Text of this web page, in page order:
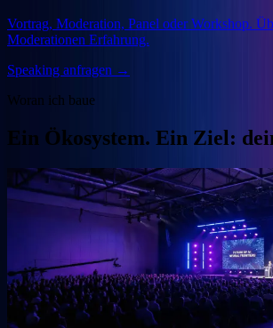
Vortrag, Moderation, Panel oder Workshop.
Moderationen Erfahrung.
Speaking anfragen →
Woran ich baue
Ein Ökosystem. Ein Ziel:
Veranstalter
OGcon
Europas führender KI-Kongress für
Die OGcon bringt die besten Köpfe zu KI und
Bühne. 15.000 Anmeldungen 2024, Gary
den Jahren 2023 und 2024. Live kostenlos,
VIP-Ticket.